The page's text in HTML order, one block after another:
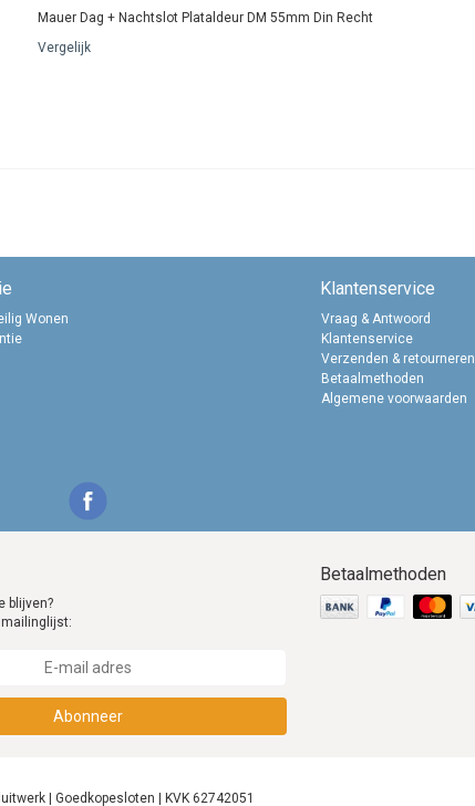
Mauer Dag + Nachtslot Plataldeur DM 55mm Din Recht
Vergelijk
Wonen
Klantenservice
Vraag & Antwoord
Klantenservice
Verzenden & retourneren
Betaalmethoden
Algemene voorwaarden
blijven?
Abonneer
Betaalmethoden
| Goedkopesloten | KVK 62742051